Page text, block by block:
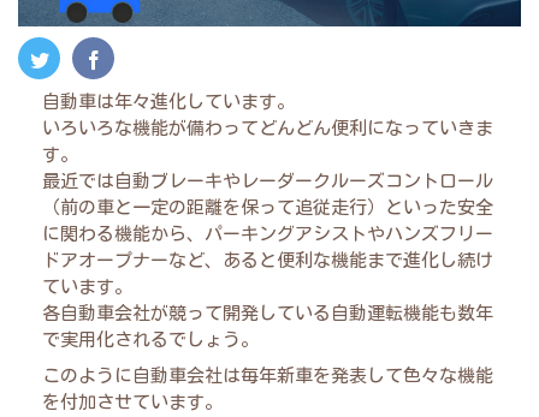
自動車は年々進化しています。
いろいろな機能が備わってどんどん便利になっていきま
す。
最近では自動ブレーキやレーダークルーズコントロール
（前の車と一定の距離を保って追従走行）といった安全
に関わる機能から、パーキングアシストやハンズフリー
ドアオープナーなど、あると便利な機能まで進化し続け
ています。
各自動車会社が競って開発している自動運転機能も数年
で実用化されるでしょう。
このように自動車会社は毎年新車を発表して色々な機能
を付加させています。